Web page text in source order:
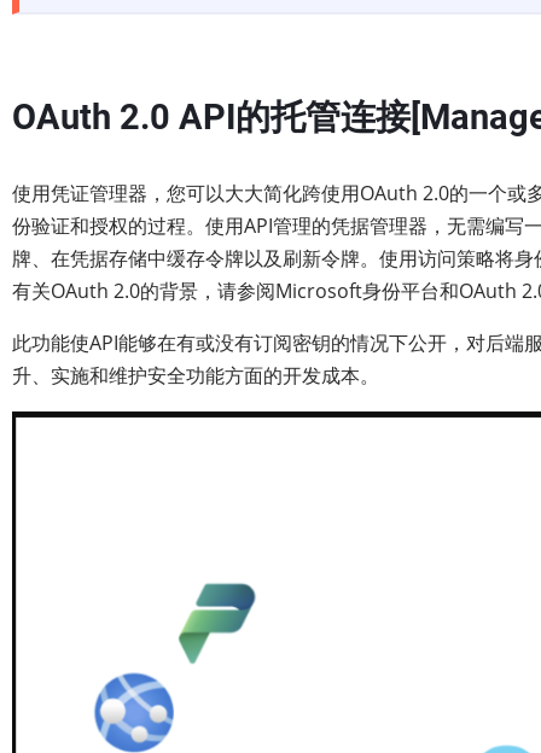
OAuth 2.0 API的托管连接[
使用凭证管理器，您可以大大简化跨使用OAuth 2.0的一个或
份验证和授权的过程。使用API管理的凭据管理器，无需编写
牌、在凭据存储中缓存令牌以及刷新令牌。使用访问策略将身
有关OAuth 2.0的背景，请参阅Microsoft身份平台和OAuth
此功能使API能够在有或没有订阅密钥的情况下公开，对后
升、实施和维护安全功能方面的开发成本。